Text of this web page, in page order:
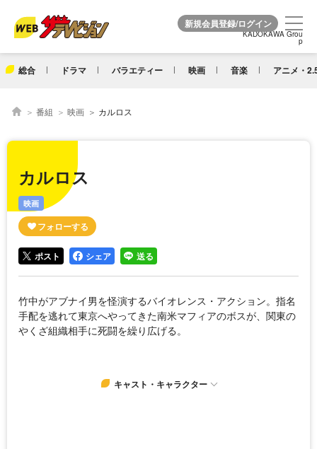
KADOKAWA Grou
p
総合 ドラマ バラエティー 映画 音楽 アニメ・
KADOKAWA Grou
p
番組 映画 カルロス
カルロス
映画
ポスト シェア 送る
竹中がアブナイ男を怪演するバイオレンス・アクション。指名
手配を逃れて東京へやってきた南米マフィアのボスが、関東の
やくざ組織相手に死闘を繰り広げる。
キャスト・キャラクター